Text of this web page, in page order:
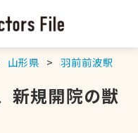
山形県 羽前前波駅
新規開院の獣